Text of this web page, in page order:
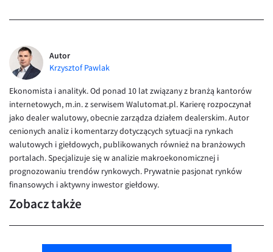
Autor
Krzysztof Pawlak
Ekonomista i analityk. Od ponad 10 lat związany z branżą kantorów
internetowych, m.in. z serwisem Walutomat.pl. Karierę rozpoczynał
jako dealer walutowy, obecnie zarządza działem dealerskim. Autor
cenionych analiz i komentarzy dotyczących sytuacji na rynkach
walutowych i giełdowych, publikowanych również na branżowych
portalach. Specjalizuje się w analizie makroekonomicznej i
prognozowaniu trendów rynkowych. Prywatnie pasjonat rynków
finansowych i aktywny inwestor giełdowy.
Zobacz także